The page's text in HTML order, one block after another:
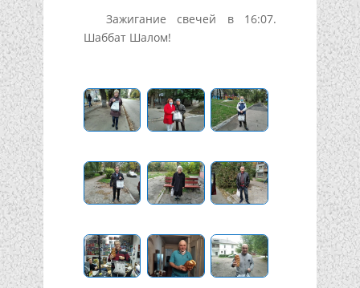
Зажигание свечей в 16:07.
Шаббат Шалом!